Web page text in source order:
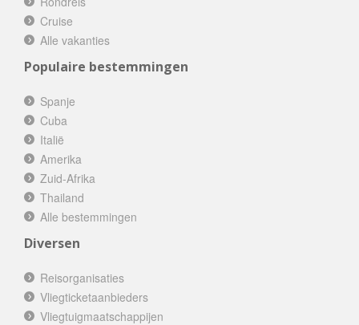
Cruise
Alle vakanties
Populaire bestemmingen
Spanje
Cuba
Italië
Amerika
Zuid-Afrika
Thailand
Alle bestemmingen
Diversen
Reisorganisaties
Vliegticketaanbieders
Vliegtuigmaatschappijen